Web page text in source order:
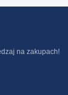
na zakupach!